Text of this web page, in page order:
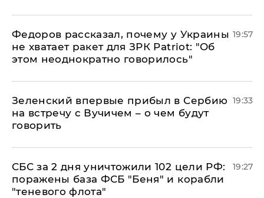
Федоров рассказал, почему у Украины
не хватает ракет для ЗРК Patriot: "Об
этом неоднократно говорилось"
19:57
Зеленский впервые прибыл в Сербию
на встречу с Вучичем – о чем будут
говорить
19:33
СБС за 2 дня уничтожили 102 цели РФ:
поражены база ФСБ "Беня" и корабли
"теневого флота"
19:27